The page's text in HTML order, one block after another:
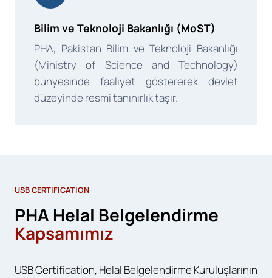
Bilim ve Teknoloji Bakanlığı (MoST)
PHA, Pakistan Bilim ve Teknoloji Bakanlığı
(Ministry of Science and Technology)
bünyesinde faaliyet göstererek devlet
düzeyinde resmi tanınırlık taşır.
USB CERTIFICATION
PHA Helal Belgelendirme
Kapsamımız
USB Certification, Helal Belgelendirme Kuruluşlarının